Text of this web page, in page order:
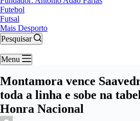
Futebol
Futsal
Mais Desporto
Pesquisar
Menu
Montamora vence
toda a linha e sobe na
Honra Nacional